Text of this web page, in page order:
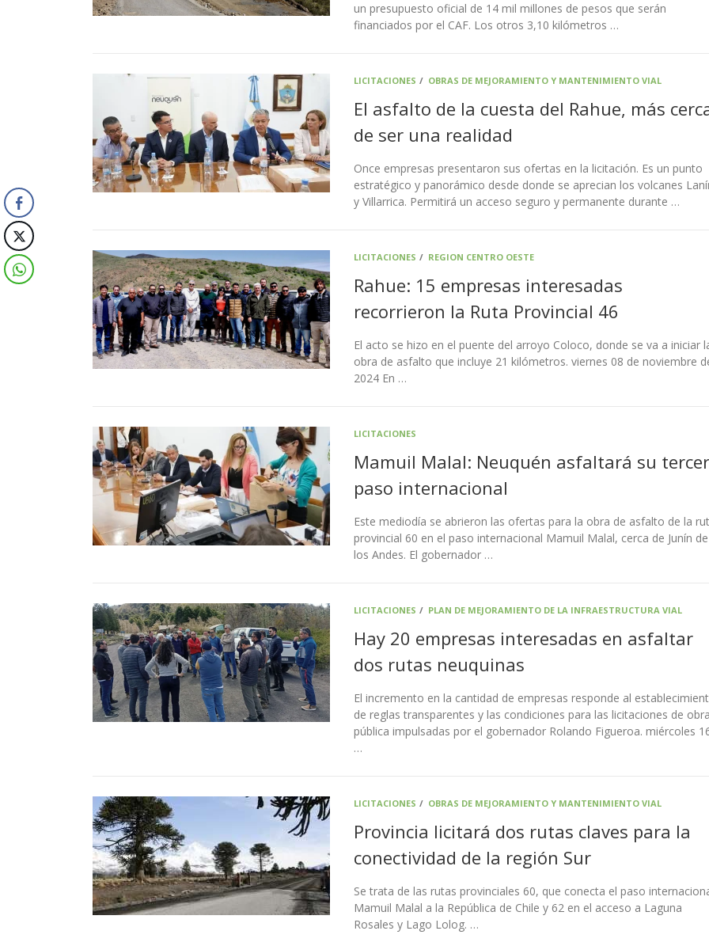
un presupuesto oficial de 14 mil millones de pesos que serán
financiados por el CAF. Los otros 3,10 kilómetros …
LICITACIONES / OBRAS DE MEJORAMIENTO Y MANTENIMIENTO VIAL
El asfalto de la cuesta del Rahue, más
de ser una realidad
Once empresas presentaron sus ofertas en la licitación. Es un punto
estratégico y panorámico desde donde se aprecian los volcanes
y Villarrica. Permitirá un acceso seguro y permanente durante …
LICITACIONES / REGION CENTRO OESTE
Rahue: 15 empresas interesadas
recorrieron la Ruta Provincial 46
El acto se hizo en el puente del arroyo Coloco, donde se va a iniciar
obra de asfalto que incluye 21 kilómetros. viernes 08 de noviembre
2024 En …
LICITACIONES
Mamuil Malal: Neuquén asfaltará su tercer
paso internacional
Este mediodía se abrieron las ofertas para la obra de asfalto de la
provincial 60 en el paso internacional Mamuil Malal, cerca de Junín de
los Andes. El gobernador …
LICITACIONES / PLAN DE MEJORAMIENTO DE LA INFRAESTRUCTURA VIAL
Hay 20 empresas interesadas en asfaltar
dos rutas neuquinas
El incremento en la cantidad de empresas responde al
de reglas transparentes y las condiciones para las licitaciones de obra
pública impulsadas por el gobernador Rolando Figueroa. miércoles
…
LICITACIONES / OBRAS DE MEJORAMIENTO Y MANTENIMIENTO VIAL
Provincia licitará dos rutas claves para la
conectividad de la región Sur
Se trata de las rutas provinciales 60, que conecta el paso
Mamuil Malal a la República de Chile y 62 en el acceso a Laguna
Rosales y Lago Lolog. …